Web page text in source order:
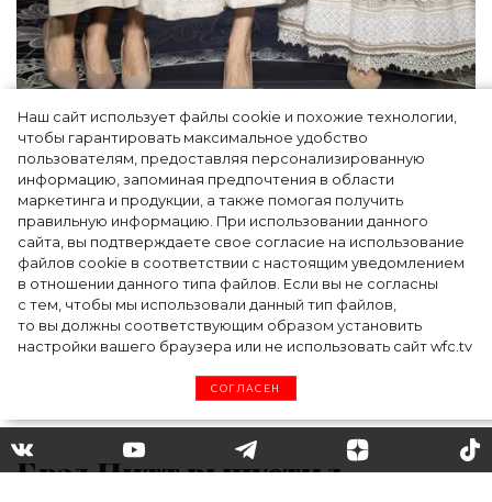
Наш сайт использует файлы cookie и похожие технологии,
чтобы гарантировать максимальное удобство
пользователям, предоставляя персонализированную
информацию, запоминая предпочтения в области
маркетинга и продукции, а также помогая получить
правильную информацию. При использовании данного
сайта, вы подтверждаете свое согласие на использование
файлов cookie в соответствии с настоящим уведомлением
в отношении данного типа файлов. Если вы не согласны
с тем, чтобы мы использовали данный тип файлов,
то вы должны соответствующим образом установить
настройки вашего браузера или не использовать сайт wfc.tv
СОГЛАСЕН
Как Ульяновск стал столицей российской
моды на два дня — Подиум, байеры и 100
млн рублей договорённостей: что
случилось на форуме в Ульяновске
Брэд Питт выпустил